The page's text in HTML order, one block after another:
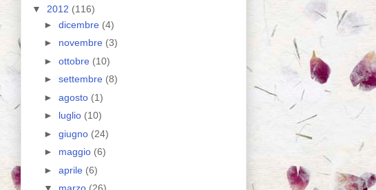
▼ 2012 (116)
► dicembre (4)
► novembre (3)
► ottobre (10)
► settembre (8)
► agosto (1)
► luglio (10)
► giugno (24)
► maggio (6)
► aprile (6)